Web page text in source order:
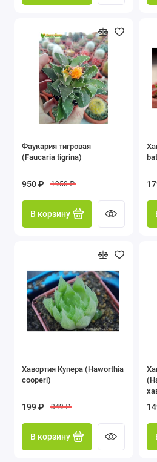
Фаукария тигровая
(Faucaria tigrina)
950 ₽ 1950 ₽
В корзину
Хавортия Купера (Haworthia
cooperi)
199 ₽ 349 ₽
В корзину